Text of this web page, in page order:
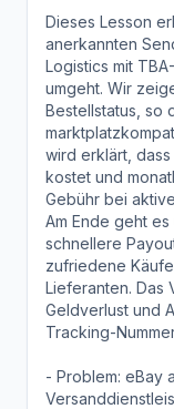
Dieses Lesson
anerkannten
Logistics mit
umgeht. Wir
Bestellstatus, so
wird erklärt,
kostet und
Gebühr bei
Am Ende geht
schnellere
zufriedene
Lieferanten. Das
Geldverlust und
Tracking-
- Problem: eBay